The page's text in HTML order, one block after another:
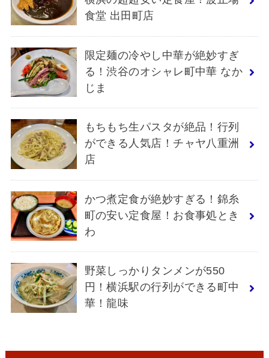
食堂 出田町店
限定麺の冷やし中華が絶妙すぎ
る！渋谷のオシャレ町中華 なか
じま
もちもち生パスタが絶品！行列
ができる人気店！チャヤ八重洲
店
かつ煮定食が絶妙すぎる！錦糸
町の安い定食屋！お食事処とき
わ
野菜しっかりタンメンが550
円！横浜駅の行列ができる町中
華！龍味